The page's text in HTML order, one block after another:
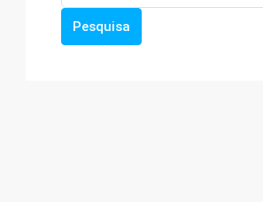
Pesquisa